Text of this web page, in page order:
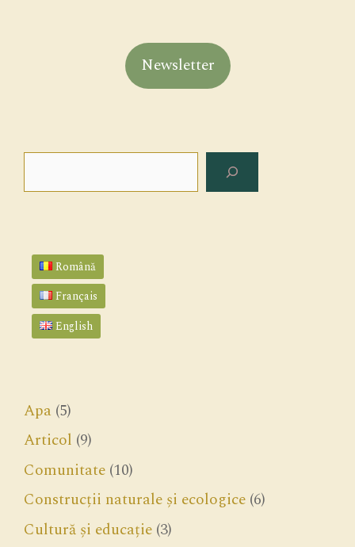
Newsletter
Română
Français
English
Apa (5)
Articol (9)
Comunitate (10)
Construcții naturale și ecologice (6)
Cultură și educație (3)